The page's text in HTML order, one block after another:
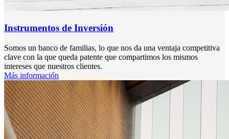
Instrumentos de Inversión
Somos un banco de familias, lo que nos da una ventaja competitiva
clave con la que queda patente que compartimos los mismos
intereses que nuestros clientes.
Más información